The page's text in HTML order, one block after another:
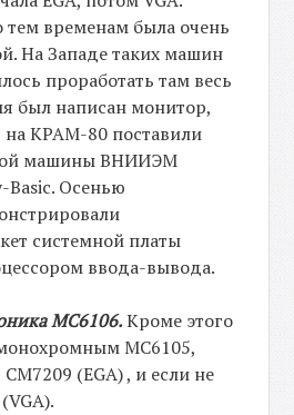
тем временам была очень
На Западе таких машин
проработать там весь
был написан монитор,
на КРАМ-80 поставили
машины ВНИИЭМ
Basic. Осенью
системной платы
ввода-вывода.
МС6106.Кроме этого
МС6105,
(EGA) , и если не